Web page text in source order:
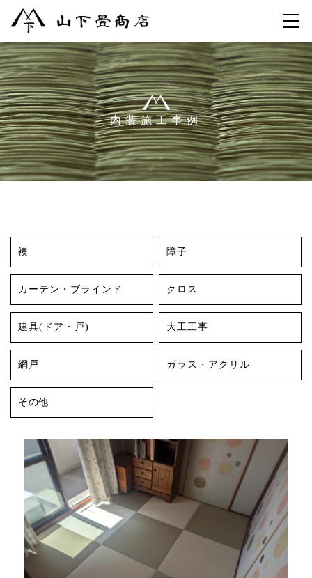
内装施工事例
襖 障子
カーテン・ブラインド クロス
建具(ドア・戸) 大工工事
網戸 ガラス・アクリル
その他